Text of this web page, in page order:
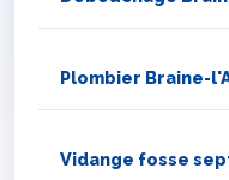
Plombier Braine-
Vidange fosse